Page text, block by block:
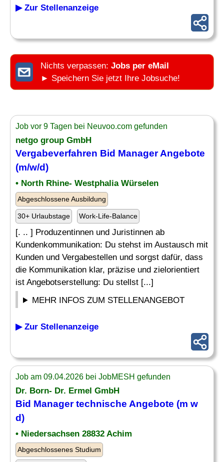
▶ Zur Stellenanzeige
Nichts verpassen: Jobs per eMail
► Speichern Sie jetzt Ihre Jobsuche!
Job vor 9 Tagen bei Neuvoo.com gefunden
netgo group GmbH
Vergabeverfahren Bid ManagerAngebote
(m/w/d)
• North Rhine- Westphalia Würselen
Abgeschlossene Ausbildung
30+ Urlaubstage Work-Life-Balance
[. .. ] Produzentinnen und Juristinnen ab
Kundenkommunikation: Du stehst im Austausch mit
Kunden und Vergabestellen und sorgst dafür, dass
die Kommunikation klar, präzise und zielorientiert
ist Angebotserstellung: Du stellst [...]
MEHR INFOS ZUM STELLENANGEBOT
▶ Zur Stellenanzeige
Job am 09.04.2026 bei JobMESH gefunden
Dr. Born- Dr. Ermel GmbH
Bid Manager technische Angebote (m w
d)
• Niedersachsen 28832 Achim
Abgeschlossenes Studium